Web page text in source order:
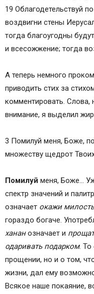
19 Облагодетельствуй
воздвигни стены
тогда благоугодны
и всесожжение; тогда
А теперь немного
приводить стих за
комментировать. Слова,
внимание, я выделил
3 Помилуй меня, Боже,
множеству щедрот
Помилуй меня, Боже…
спектр значений и
означает окажи
гораздо богаче.
хананозначает и
одаривать подарком. То
прощении, но и о том,
жизни, дал ему
Всякое наше покаяние,